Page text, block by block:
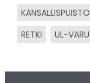
KANSALLISPUISTO
RETKI
UL-